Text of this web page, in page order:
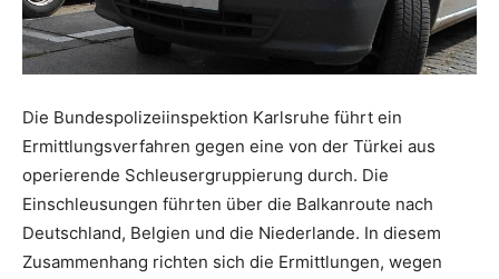
Die Bundespolizeiinspektion Karlsruhe führt ein
Ermittlungsverfahren gegen eine von der Türkei aus
operierende Schleusergruppierung durch. Die
Einschleusungen führten über die Balkanroute nach
Deutschland, Belgien und die Niederlande. In diesem
Zusammenhang richten sich die Ermittlungen, wegen